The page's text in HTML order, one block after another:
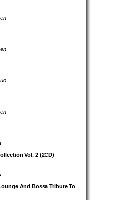
Vol. 2 (2CD)
And Bossa Tribute To